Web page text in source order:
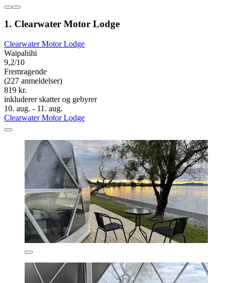
1. Clearwater Motor Lodge
Clearwater Motor Lodge
Waipahihi
9,2/10
Fremragende
(227 anmeldelser)
819 kr.
inkluderer skatter og gebyrer
10. aug. - 11. aug.
Clearwater Motor Lodge